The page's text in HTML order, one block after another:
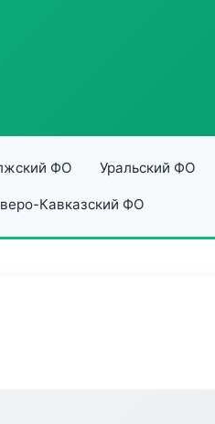
ФО Уральский ФО
Кавказский ФО